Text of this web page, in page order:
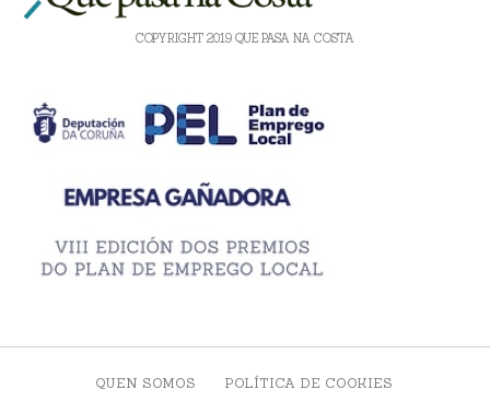
COPYRIGHT 2019 QUE PASA NA COSTA
QUEN SOMOS POLÍTICA DE COOKIES